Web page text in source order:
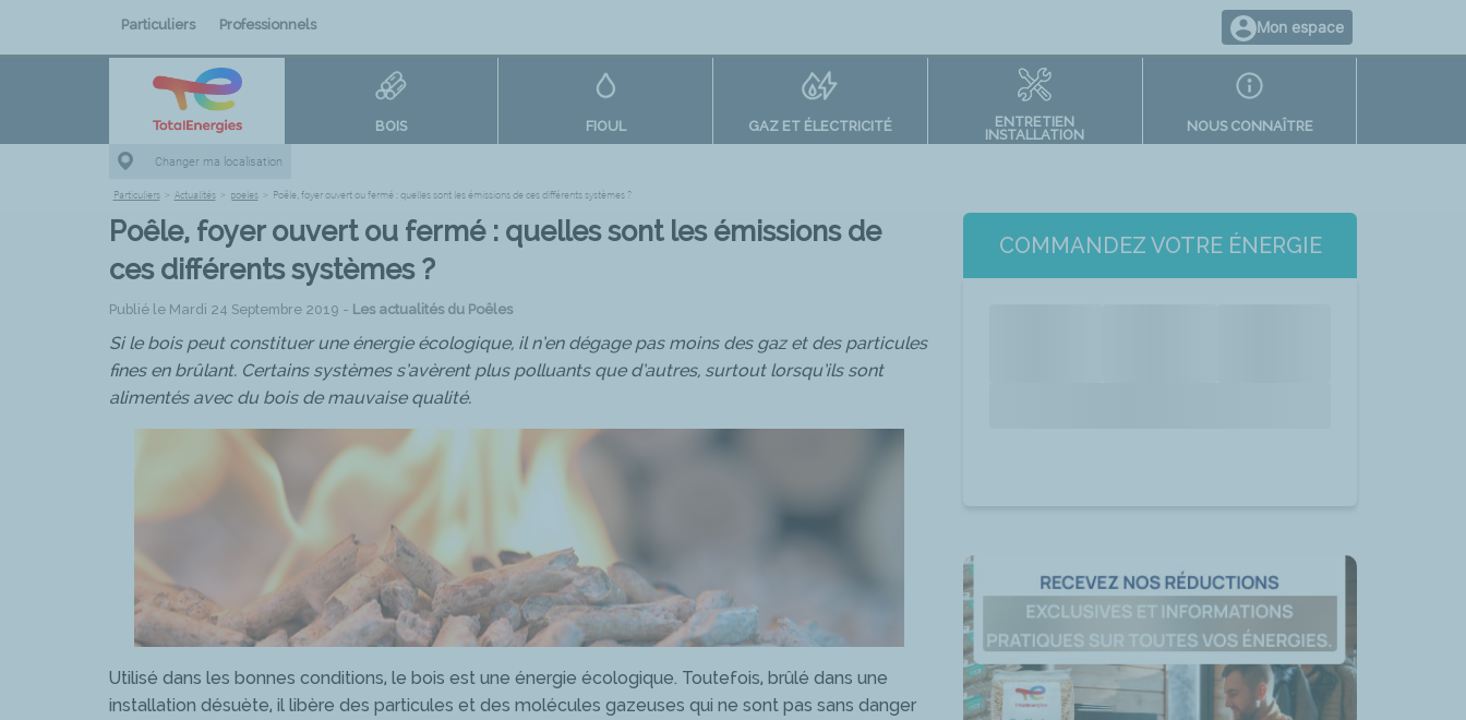
Particuliers Professionnels Mon espace
BOIS FIOUL GAZ ET ÉLECTRICITÉ
ENTRETIEN
INSTALLATION
NOUS CONNAÎTRE
Changer ma localisation
Particuliers > Actualités > poeles > Poêle, foyer ouvert ou fermé : quelles sont les émissions de ces différents systèmes ?
Poêle, foyer ouvert ou fermé : quelles sont les émissions de
ces différents systèmes ?
Publié le Mardi 24 Septembre 2019 - Les actualités du Poêles
Si le bois peut constituer une énergie écologique, il n’en dégage pas moins des gaz et des particules
fines en brûlant. Certains systèmes s’avèrent plus polluants que d’autres, surtout lorsqu’ils sont
alimentés avec du bois de mauvaise qualité.
Utilisé dans les bonnes conditions, le bois est une énergie écologique. Toutefois, brûlé dans une
installation désuète, il libère des particules et des molécules gazeuses qui ne sont pas sans danger
COMMANDEZ VOTRE ÉNERGIE